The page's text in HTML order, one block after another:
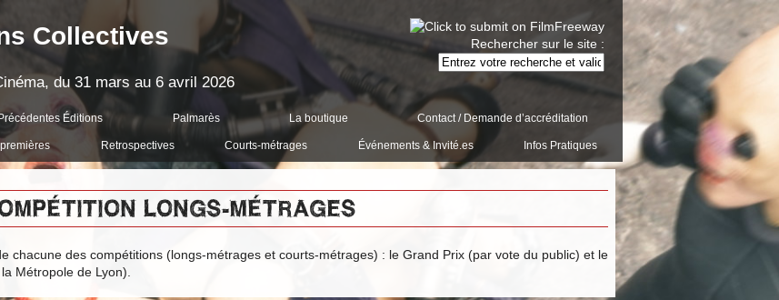
Rechercher sur le site :
Collectives
du 31 mars au 6 avril 2026
Éditions Palmarès La boutique Contact / Demande d’accréditation
Retrospectives Courts-métrages Événements & Invité.es Infos Pratiques
LONGS-MÉTRAGES
chacune des compétitions (longs-métrages et courts-métrages) : le Grand Prix (par vote du public) et le
Métropole de Lyon).